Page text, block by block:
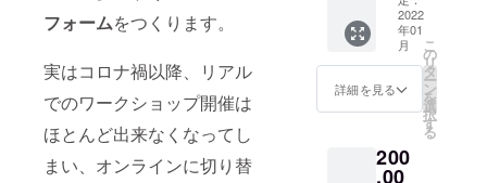
フォームをつくります。
実はコロナ禍以降、リアル
でのワークショップ開催は
ほとんど出来なくなってし
まい、オンラインに切り替
）開催
プログ
ラムの
日程・
内容は
別途ご
すの
で、ご
捗状況
もご報
告いた
しま
す。 お
となの
製の
Zoom背
●ワーク
ショッ
プ単発
受講 ●
アート
セラ
験セッ
ション
2022
年01
月
詳細を見る
こ
の
リ
タ
ー
ン
を
選
択
す
る
200
,00